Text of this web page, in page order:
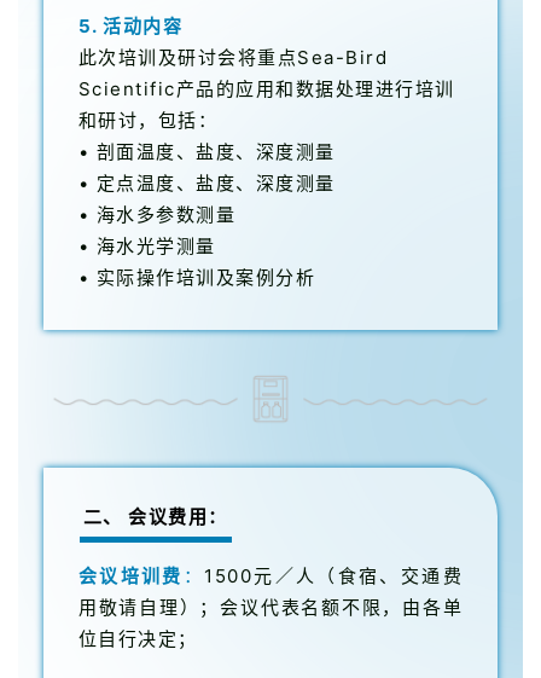
5. 活动内容
此次培训及研讨会将重点Sea-Bird
Scientific产品的应用和数据处理进行培训
和研讨，包括：
• 剖面温度、盐度、深度测量
• 定点温度、盐度、深度测量
• 海水多参数测量
• 海水光学测量
• 实际操作培训及案例分析
二、 会议费用：
会议培训费 ：1500元／人（食宿、交通费
用敬请自理）；会议代表名额不限，由各单
位自行决定；